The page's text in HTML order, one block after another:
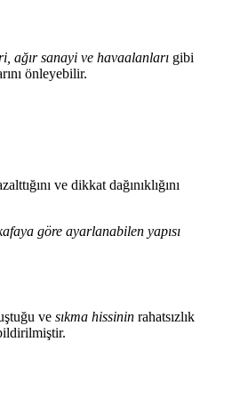
ağır sanayi ve havaalanları gibi
önleyebilir.
ve dikkat dağınıklığını
göre ayarlanabilen yapısı
ve sıkma hissinin rahatsızlık